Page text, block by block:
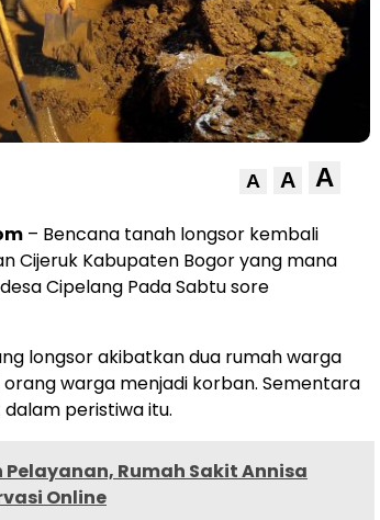
A A A
– Bencana tanah longsor kembali
Cijeruk Kabupaten Bogor yang mana
Cipelang Pada Sabtu sore
longsor akibatkan dua rumah warga
warga menjadi korban. Sementara
peristiwa itu.
Pelayanan, Rumah Sakit Annisa
Online